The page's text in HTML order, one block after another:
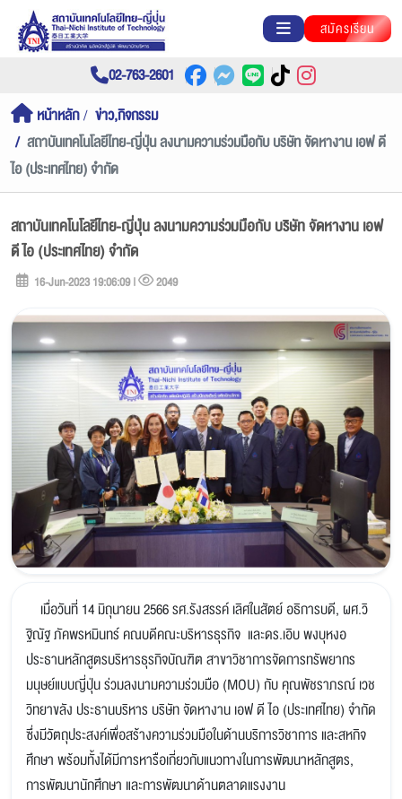
สมัครเรียน
02-763-2601
หน้าหลัก
ข่าว,กิจกรรม
สถาบันเทคโนโลยีไทย-ญี่ปุ่น ลงนามความร่วมมือกับ บริษัท จัดหางาน เอฟ ดี
ไอ (ประเทศไทย) จำกัด
สถาบันเทคโนโลยีไทย-ญี่ปุ่น ลงนามความร่วมมือกับ บริษัท จัดหางาน เอฟ
ดี ไอ (ประเทศไทย) จำกัด
16-Jun-2023 19:06:09 | 2049
เมื่อวันที่ 14 มิถุนายน 2566 รศ.รังสรรค์ เลิศในสัตย์ อธิการบดี, ผศ.วิ
ฐิณัฐ ภัคพรหมินทร์ คณบดีคณะบริหารธุรกิจ และดร.เอิบ พงบุหงอ
ประธานหลักสูตรบริหารธุรกิจบัณฑิต สาขาวิชาการจัดการทรัพยากร
มนุษย์แบบญี่ปุ่น ร่วมลงนามความร่วมมือ (MOU) กับ คุณพัชราภรณ์ เวช
วิทยาขลัง ประธานบริหาร บริษัท จัดหางาน เอฟ ดี ไอ (ประเทศไทย) จำกัด
ซึ่งมีวัตถุประสงค์เพื่อสร้างความร่วมมือในด้านบริการวิชาการ และสหกิจ
ศึกษา พร้อมทั้งได้มีการหารือเกี่ยวกับแนวทางในการพัฒนาหลักสูตร,
การพัฒนานักศึกษา และการพัฒนาด้านตลาดแรงงาน